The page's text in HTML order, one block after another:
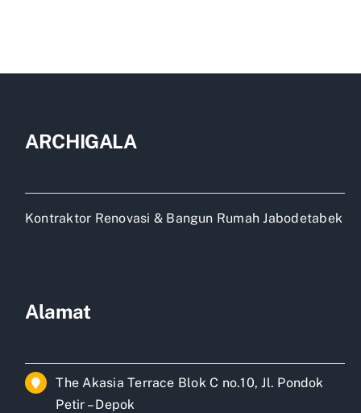
di
ARCHIGALA
Kontraktor Renovasi & Bangun Rumah Jabodetabek
Alamat
The Akasia Terrace Blok C no.10, Jl. Pondok
Petir – Depok